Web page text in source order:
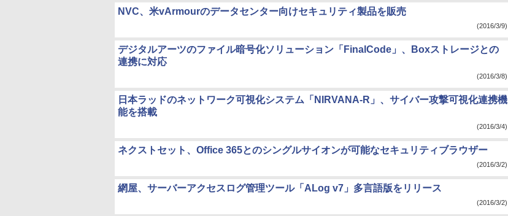
NVC、米vArmourのデータセンター向けセキュリティ製品を販売
(2016/3/9)
デジタルアーツのファイル暗号化ソリューション「FinalCode」、Boxストレージとの
連携に対応
(2016/3/8)
日本ラッドのネットワーク可視化システム「NIRVANA-R」、サイバー攻撃可視化連携機
能を搭載
(2016/3/4)
ネクストセット、Office 365とのシングルサイオンが可能なセキュリティブラウザー
(2016/3/2)
網屋、サーバーアクセスログ管理ツール「ALog v7」多言語版をリリース
(2016/3/2)